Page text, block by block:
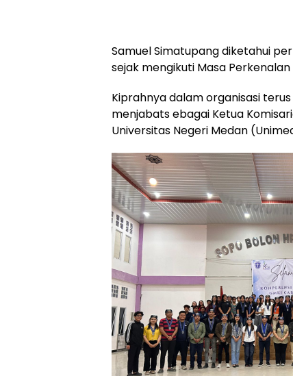
Samuel Simatupang diketahui
sejak mengikuti Masa
Kiprahnya dalam organisasi
menjabats ebagai Ketua
Universitas Negeri Medan